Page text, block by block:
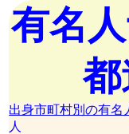
有名
出身市町村別の有名
人